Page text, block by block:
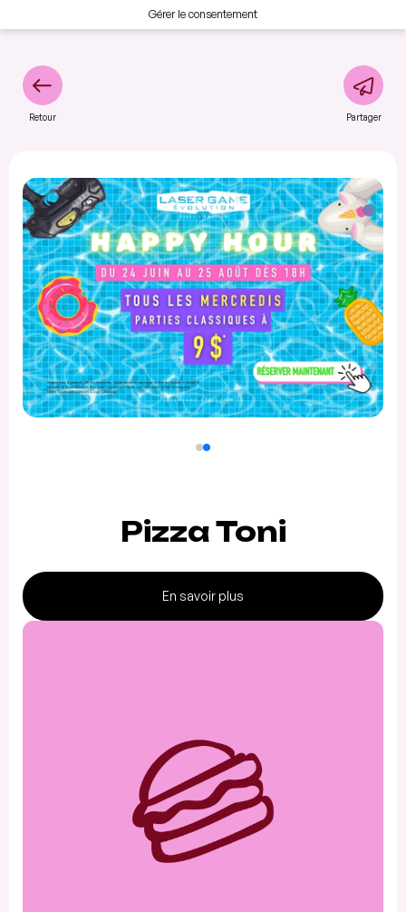
Gérer le consentement
Retour Partager
Pizza Toni
En savoir plus